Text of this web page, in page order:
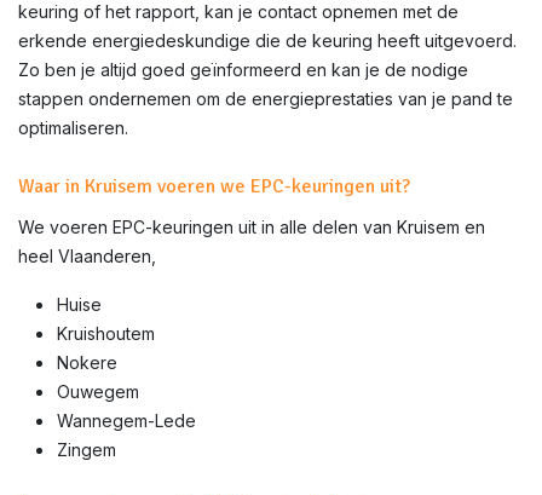
keuring of het rapport, kan je contact opnemen met de
erkende energiedeskundige die de keuring heeft uitgevoerd.
Zo ben je altijd goed geïnformeerd en kan je de nodige
stappen ondernemen om de energieprestaties van je pand te
optimaliseren.
Waar in Kruisem voeren we EPC-keuringen uit?
We voeren EPC-keuringen uit in alle delen van Kruisem en
heel Vlaanderen,
Huise
Kruishoutem
Nokere
Ouwegem
Wannegem-Lede
Zingem